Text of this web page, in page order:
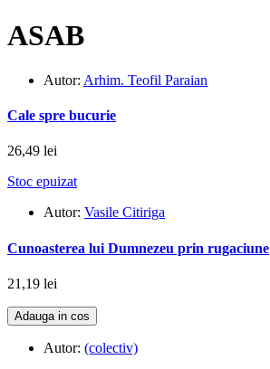
ASAB
Autor: Arhim. Teofil Paraian
Cale spre bucurie
26,49 lei
Stoc epuizat
Autor: Vasile Citiriga
Cunoasterea lui Dumnezeu prin rugaciune
21,19 lei
Adauga in cos
Autor: (colectiv)